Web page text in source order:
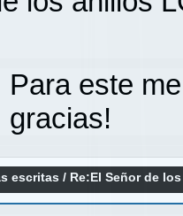
Para este
gracias!
escritas / Re:El Señor de